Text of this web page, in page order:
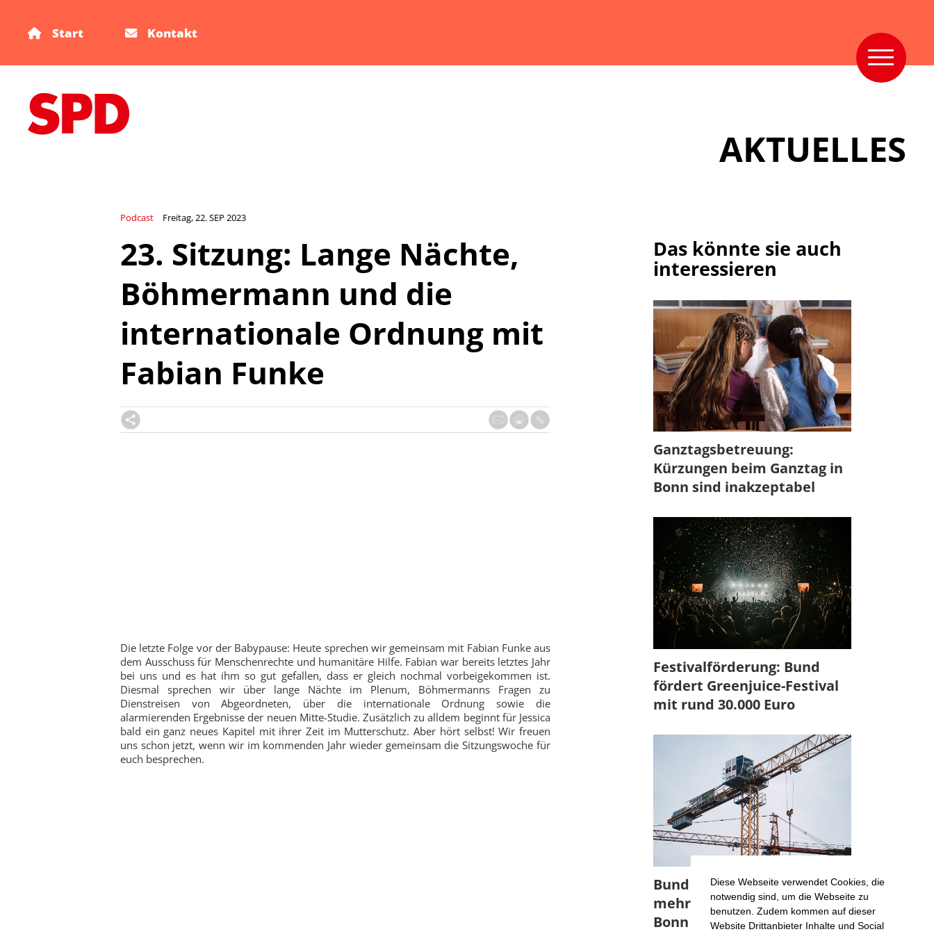
Diese Webseite verwendet Cookies, die
notwendig sind, um die Webseite zu
benutzen. Zudem kommen auf dieser
Website Drittanbieter Inhalte und Social
Start Kontakt
AKTUELLES
Podcast Freitag, 22. SEP 2023
23. Sitzung: Lange Nächte,
Böhmermann und die
internationale Ordnung mit
Fabian Funke
Die letzte Folge vor der Babypause: Heute sprechen wir gemeinsam mit Fabian Funke aus
dem Ausschuss für Menschenrechte und humanitäre Hilfe. Fabian war bereits letztes Jahr
bei uns und es hat ihm so gut gefallen, dass er gleich nochmal vorbeigekommen ist.
Diesmal sprechen wir über lange Nächte im Plenum, Böhmermanns Fragen zu
Dienstreisen von Abgeordneten, über die internationale Ordnung sowie die
alarmierenden Ergebnisse der neuen Mitte-Studie. Zusätzlich zu alldem beginnt für Jessica
bald ein ganz neues Kapitel mit ihrer Zeit im Mutterschutz. Aber hört selbst! Wir freuen
uns schon jetzt, wenn wir im kommenden Jahr wieder gemeinsam die Sitzungswoche für
euch besprechen.
Das könnte sie auch
interessieren
Ganztagsbetreuung:
Kürzungen beim Ganztag in
Bonn sind inakzeptabel
Festivalförderung: Bund
fördert Greenjuice-Festival
mit rund 30.000 Euro
Bund fördert Projekt für
mehr Wohnraumflächen in
Bonn